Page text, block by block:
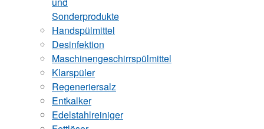
Sonderprodukte
Handspülmittel
Desinfektion
Maschinengeschirrspülmittel
Klarspüler
Regeneriersalz
Entkalker
Edelstahlreiniger